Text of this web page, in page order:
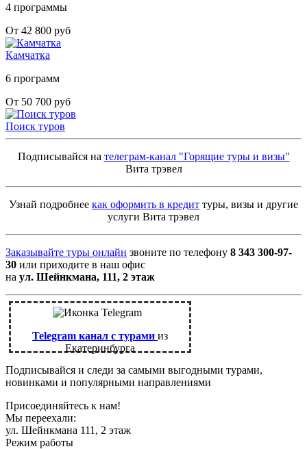
4 программы
От 42 800 руб
Камчатка
6 программ
От 50 700 руб
Поиск туров
Подписывайся на телеграм-канал "Горящие туры и визы"
Вита трэвел
Узнай подробнее как оформить в кредит туры, визы и другие
услуги Вита трэвел
Заказывайте туры онлайн звоните по телефону 8 343 300-97-
30 или приходите в наш офис
на ул. Шейнкмана, 111, 2 этаж
Telegram канал с турами из
Екатеринбурга
Подписывайся и следи за самыми выгодными турами,
новинками и популярными направлениями
Присоединяйтесь к нам!
Мы переехали:
ул. Шейнкмана 111, 2 этаж
Режим работы